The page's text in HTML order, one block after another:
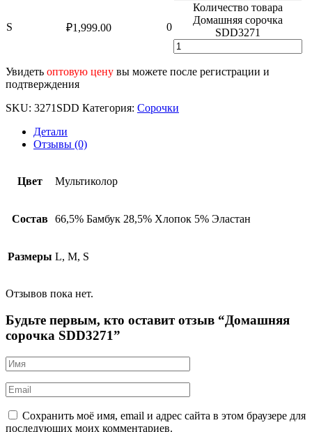
S ₽1,999.00 0
Количество товара
Домашняя сорочка
SDD3271
Увидеть оптовую цену вы можете после регистрации и
подтверждения
SKU: 3271SDD Категория: Сорочки
Детали
Отзывы (0)
Цвет Мультиколор
Состав 66,5% Бамбук 28,5% Хлопок 5% Эластан
Размеры L, M, S
Отзывов пока нет.
Будьте первым, кто оставит отзыв “Домашняя
сорочка SDD3271”
Сохранить моё имя, email и адрес сайта в этом браузере для
последующих моих комментариев.